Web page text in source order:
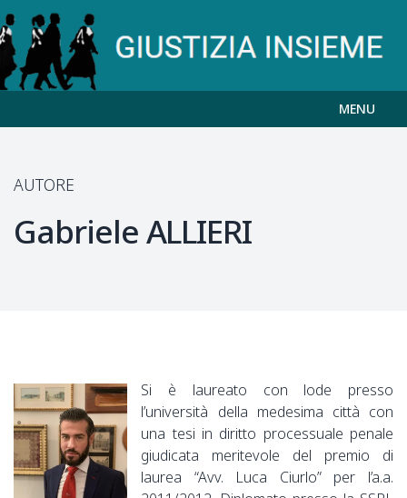
MENU
AUTORE
GabrieleALLIERI
Si è laureato con lode presso
l’università della medesima città con
una tesi in diritto processuale penale
giudicata meritevole del premio di
laurea “Avv. Luca Ciurlo” per l’a.a.